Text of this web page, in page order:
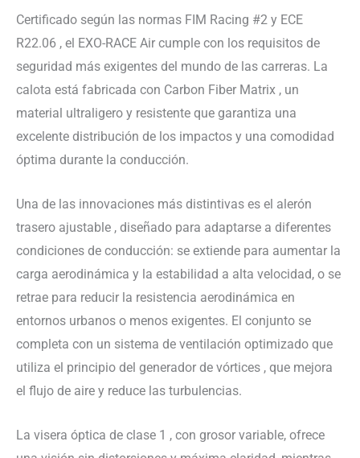
Certificado según las normas FIM Racing #2 y ECE
R22.06 , el EXO-RACE Air cumple con los requisitos de
seguridad más exigentes del mundo de las carreras. La
calota está fabricada con Carbon Fiber Matrix , un
material ultraligero y resistente que garantiza una
excelente distribución de los impactos y una comodidad
óptima durante la conducción.
Una de las innovaciones más distintivas es el alerón
trasero ajustable , diseñado para adaptarse a diferentes
condiciones de conducción: se extiende para aumentar la
carga aerodinámica y la estabilidad a alta velocidad, o se
retrae para reducir la resistencia aerodinámica en
entornos urbanos o menos exigentes. El conjunto se
completa con un sistema de ventilación optimizado que
utiliza el principio del generador de vórtices , que mejora
el flujo de aire y reduce las turbulencias.
La visera óptica de clase 1 , con grosor variable, ofrece